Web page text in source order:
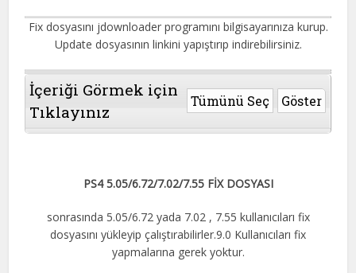
Fix dosyasını jdownloader programını bilgisayarınıza kurup.
Update dosyasının linkini yapıştırıp indirebilirsiniz.
İçeriği Görmek için
Tıklayınız
Tümünü Seç Göster
PS4 5.05/6.72/7.02/7.55 FİX DOSYASI
sonrasında 5.05/6.72 yada 7.02 , 7.55 kullanıcıları fix
dosyasını yükleyip çalıştırabilirler.9.0 Kullanıcıları fix
yapmalarına gerek yoktur.